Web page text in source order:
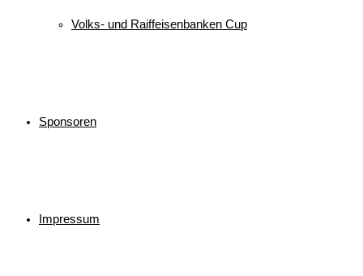
Volks- und Raiffeisenbanken Cup
Sponsoren
Impressum